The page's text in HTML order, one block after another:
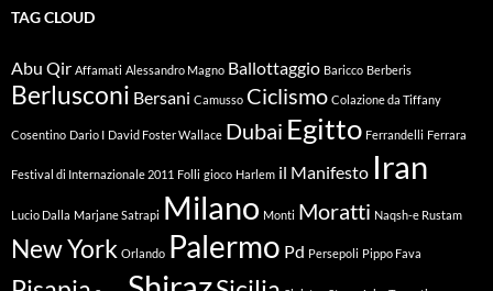
TAG CLOUD
Abu Qir Affamati Alessandro Magno Ballottaggio Baricco Berberis
Berlusconi Bersani Camusso Ciclismo Colazione da Tiffany
Cosentino Dario I David Foster Wallace Dubai Egitto Ferrandelli Ferrara
Festival di Internazionale 2011 Folli gioco Harlem il Manifesto Iran
Lucio Dalla Marjane Satrapi Milano Monti Moratti Naqsh-e Rustam
New York Orlando Palermo Pd Persepoli Pippo Fava